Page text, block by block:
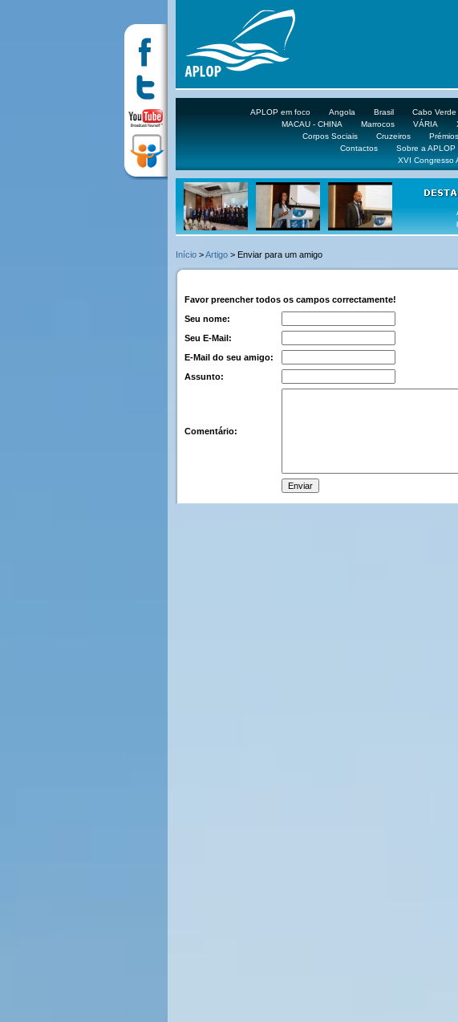
APLOP em foco Angola Brasil Cabo Verde
MACAU - CHINA
Marrocos VÁRIA
Corpos Sociais
Cruzeiros Prémios
Contactos
Sobre a APLOP
XVI Congresso
Início >Artigo > Enviar para um amigo
Favor preencher todos os campos correctamente!
Seu nome:
Seu E-Mail:
E-Mail do seu amigo:
Assunto:
Comentário: